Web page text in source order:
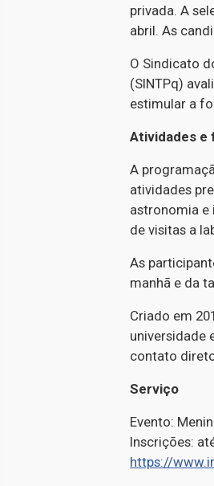
privada. A
abril. As
O Sindicato
(SINTPq)
estimular a
Atividades e
A
atividades
astronomia e
de visitas a
As
manhã e da
Criado em
universidade
contato
Serviço
Evento:
Inscrições:
https://